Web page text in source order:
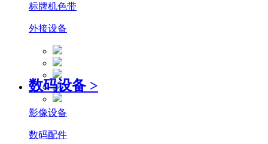
标牌机色带
外接设备
数码设备 >
影像设备
数码配件